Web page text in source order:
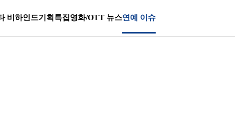
비하인드기획특집영화/OTT 뉴스연예 이슈